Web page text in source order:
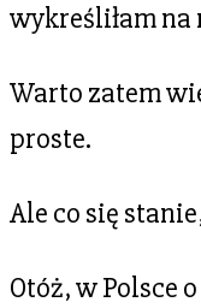
wykreśliłam
Warto zatem
proste.
Ale co się
Otóż, w Polsce